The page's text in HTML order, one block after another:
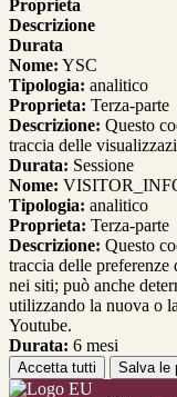
Proprieta
Descrizione
Durata
Nome: YSC
Tipologia: analitico
Proprieta: Terza-parte
Descrizione: Questo
traccia delle
Durata: Sessione
Nome:
Tipologia: analitico
Proprieta: Terza-parte
Descrizione: Questo
traccia delle
nei siti; può anche
utilizzando la nuova o
Youtube.
Durata: 6 mesi
Accetta tutti Salva le